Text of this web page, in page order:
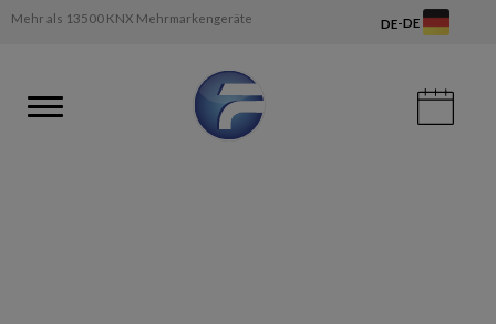
Mehr als 13500 KNX Mehrmarkengeräte DE-DE